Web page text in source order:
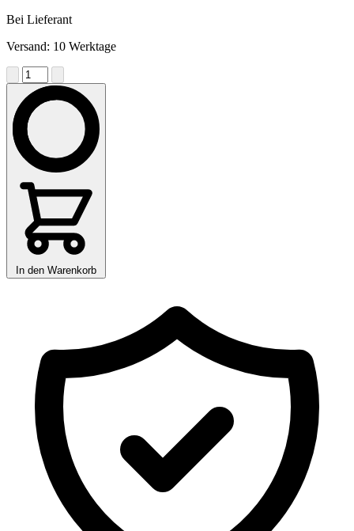
Bei Lieferant
Versand: 10 Werktage
In den Warenkorb